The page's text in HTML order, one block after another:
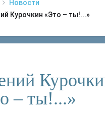
Новости
Курочкин «Это – ты!...»
– ты!...»